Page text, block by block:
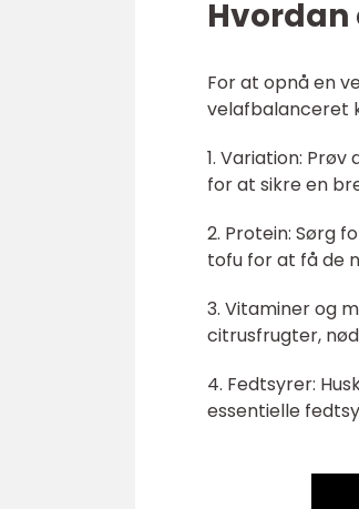
For at opnå en
velafbalanceret
1. Variation:
for at sikre en
2. Protein: Sørg
tofu for at få de
3. Vitaminer og
citrusfrugter,
4. Fedtsyrer:
essentielle